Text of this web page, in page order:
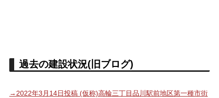
過去の建設状況(旧ブログ)
→2022年3月14日投稿 (仮称)高輪三丁目品川駅前地区第一種市街